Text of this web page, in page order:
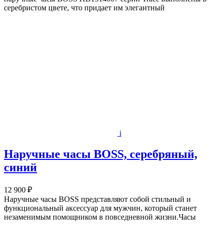
серебристом цвете, что придает им элегантный
i
Наручные часы BOSS, серебряный,
синий
12 900 ₽
Наручные часы BOSS представляют собой стильный и
функциональный аксессуар для мужчин, который станет
незаменимым помощником в повседневной жизни.Часы